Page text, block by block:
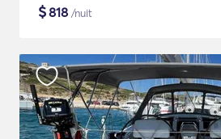
$818 /nuit